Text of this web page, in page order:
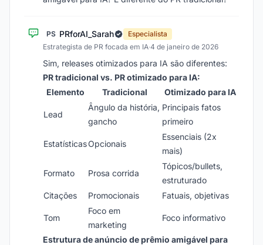
PS PRforAI_Sarah
Especialista
Estrategista de PR focada em IA·4 de janeiro de 2026
Sim, releases otimizados para IA são diferentes:
PR tradicional vs. PR otimizado para IA:
Elemento
Tradicional Otimizado para IA
Lead
Ângulo da história,
gancho
Principais fatos
primeiro
EstatísticasOpcionais
Essenciais (2x
mais)
Formato Prosa corrida
Tópicos/bullets,
estruturado
Citações
Promocionais Fatuais, objetivas
Tom
Foco em
marketing
Foco informativo
Estrutura de anúncio de prêmio amigável para